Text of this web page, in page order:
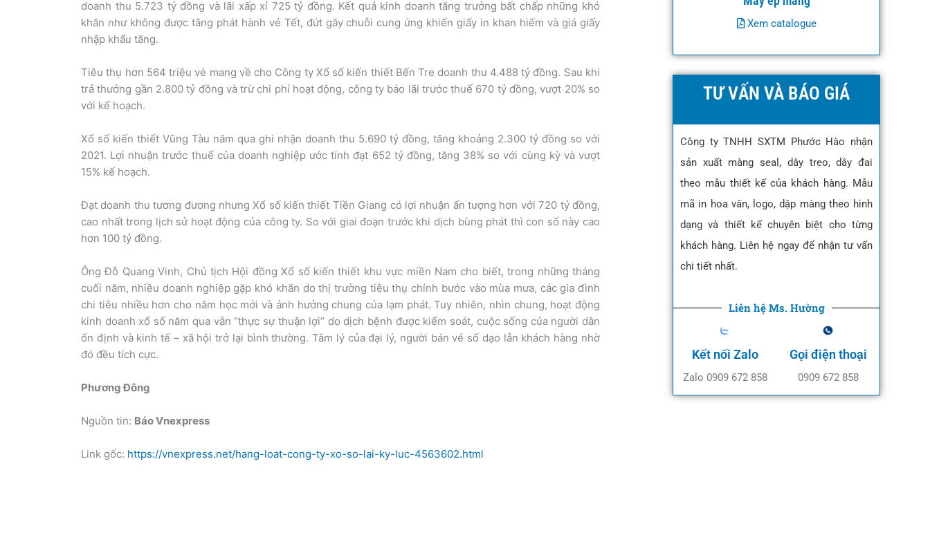
doanh thu 5.723 tỷ đồng và lãi xấp xỉ 725 tỷ đồng. Kết quả kinh doanh tăng trưởng bất chấp những khó
khăn như không được tăng phát hành vé Tết, đứt gãy chuỗi cung ứng khiến giấy in khan hiếm và giá giấy
nhập khẩu tăng.
Tiêu thụ hơn 564 triệu vé mang về cho Công ty Xổ số kiến thiết Bến Tre doanh thu 4.488 tỷ đồng. Sau khi
trả thưởng gần 2.800 tỷ đồng và trừ chi phí hoạt động, công ty báo lãi trước thuế 670 tỷ đồng, vượt 20% so
với kế hoạch.
Xổ số kiến thiết Vũng Tàu năm qua ghi nhận doanh thu 5.690 tỷ đồng, tăng khoảng 2.300 tỷ đồng so với
2021. Lợi nhuận trước thuế của doanh nghiệp ước tính đạt 652 tỷ đồng, tăng 38% so với cùng kỳ và vượt
15% kế hoạch.
Đạt doanh thu tương đương nhưng Xổ số kiến thiết Tiền Giang có lợi nhuận ấn tượng hơn với 720 tỷ đồng,
cao nhất trong lịch sử hoạt động của công ty. So với giai đoạn trước khi dịch bùng phát thì con số này cao
hơn 100 tỷ đồng.
Ông Đỗ Quang Vinh, Chủ tịch Hội đồng Xổ số kiến thiết khu vực miền Nam cho biết, trong những tháng
cuối năm, nhiều doanh nghiệp gặp khó khăn do thị trường tiêu thụ chính bước vào mùa mưa, các gia đình
chi tiêu nhiều hơn cho năm học mới và ảnh hưởng chung của lạm phát. Tuy nhiên, nhìn chung, hoạt động
kinh doanh xổ số năm qua vẫn “thực sự thuận lợi” do dịch bệnh được kiểm soát, cuộc sống của người dân
ổn định và kinh tế – xã hội trở lại bình thường. Tâm lý của đại lý, người bán vé số dạo lẫn khách hàng nhờ
đó đều tích cực.
Phương Đông
Nguồn tin: Báo Vnexpress
Link gốc: https://vnexpress.net/hang-loat-cong-ty-xo-so-lai-ky-luc-4563602.html
Xem catalogue
TƯ VẤN VÀ BÁO GIÁ
Công ty TNHH SXTM Phước Hào nhận
sản xuất màng seal, dây treo, dây đai
theo mẫu thiết kế của khách hàng. Mẫu
mã in hoa văn, logo, dập màng theo hình
dạng và thiết kế chuyên biệt cho từng
khách hàng. Liên hệ ngay để nhận tư vấn
chi tiết nhất.
Liên hệ Ms. Hường
Kết nối Zalo
Zalo 0909 672 858
Gọi điện thoại
0909 672 858